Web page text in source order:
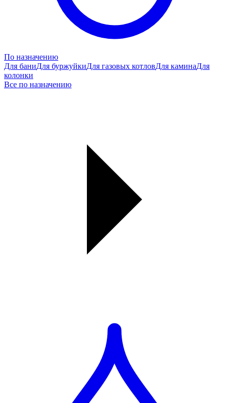
По назначению
Для баниДля буржуйкиДля газовых котловДля каминаДля
колонки
Все по назначению